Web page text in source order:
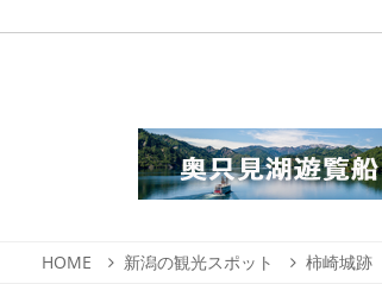
HOME 新潟の観光スポット 柿崎城跡